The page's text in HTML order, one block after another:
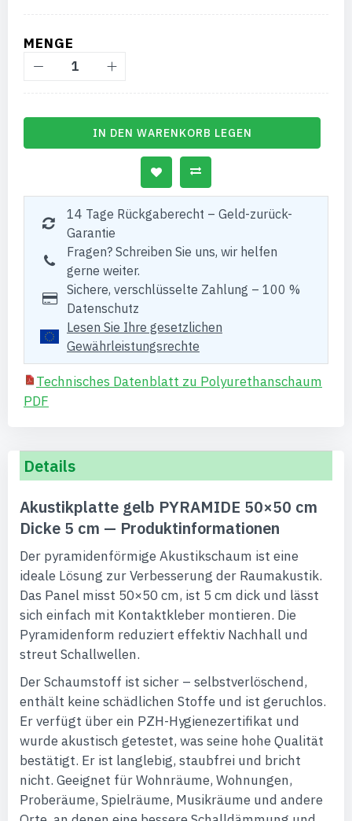
MENGE
IN DEN WARENKORB LEGEN
14 Tage Rückgaberecht – Geld-zurück-
Garantie
Fragen? Schreiben Sie uns, wir helfen
gerne weiter.
Sichere, verschlüsselte Zahlung – 100 %
Datenschutz
Lesen Sie Ihre gesetzlichen
Gewährleistungsrechte
Technisches Datenblatt zu Polyurethanschaum
PDF
Details
Akustikplatte gelb PYRAMIDE 50×50 cm
Dicke 5 cm — Produktinformationen
Der pyramidenförmige Akustikschaum ist eine
ideale Lösung zur Verbesserung der Raumakustik.
Das Panel misst 50×50 cm, ist 5 cm dick und lässt
sich einfach mit Kontaktkleber montieren. Die
Pyramidenform reduziert effektiv Nachhall und
streut Schallwellen.
Der Schaumstoff ist sicher – selbstverlöschend,
enthält keine schädlichen Stoffe und ist geruchlos.
Er verfügt über ein PZH-Hygienezertifikat und
wurde akustisch getestet, was seine hohe Qualität
bestätigt. Er ist langlebig, staubfrei und bricht
nicht. Geeignet für Wohnräume, Wohnungen,
Proberäume, Spielräume, Musikräume und andere